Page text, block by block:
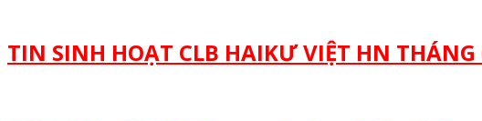
TIN SINH HOẠT CLB HAIKƯ VIỆT HN